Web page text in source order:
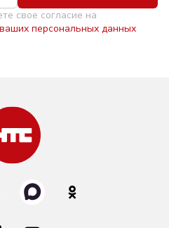
свое согласие на
персональных данных